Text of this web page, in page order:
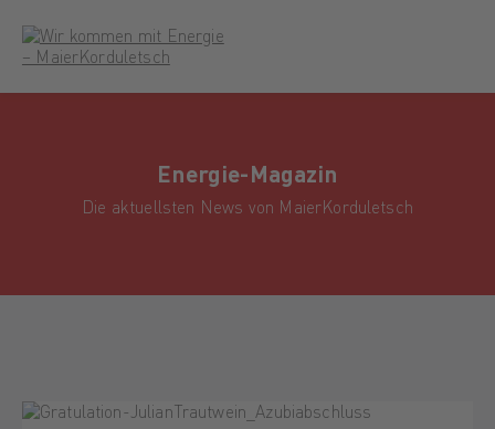
Energie-Magazin
Die aktuellsten News von MaierKorduletsch